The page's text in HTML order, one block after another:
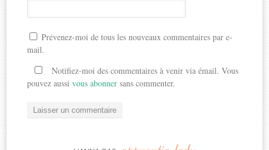
Prévenez-moi de tous les nouveaux commentaires par e-
mail.
Notifiez-moi des commentaires à venir via émail. Vous
pouvez aussivous abonner sans commenter.